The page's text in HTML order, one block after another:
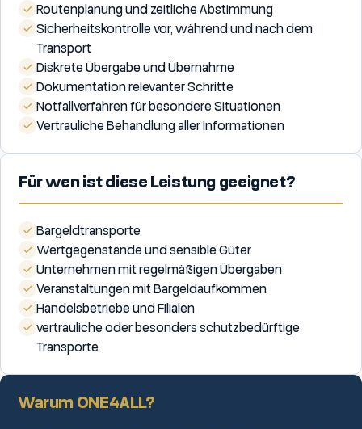
Routenplanung und zeitliche Abstimmung
Sicherheitskontrolle vor, während und nach dem
Transport
Diskrete Übergabe und Übernahme
Dokumentation relevanter Schritte
Notfallverfahren für besondere Situationen
Vertrauliche Behandlung aller Informationen
Für wen ist diese Leistung geeignet?
Bargeldtransporte
Wertgegenstände und sensible Güter
Unternehmen mit regelmäßigen Übergaben
Veranstaltungen mit Bargeldaufkommen
Handelsbetriebe und Filialen
vertrauliche oder besonders schutzbedürftige
Transporte
Warum ONE4ALL?